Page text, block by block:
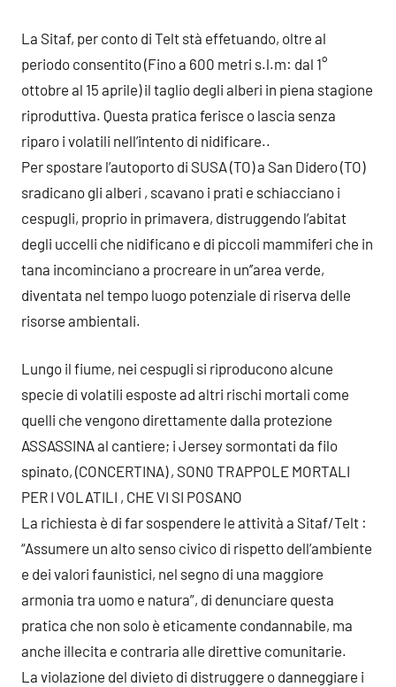
La Sitaf, per conto di Telt stà effetuando, oltre al
periodo consentito (Fino a 600 metri s.l.m: dal 1°
ottobre al 15 aprile) il taglio degli alberi in piena stagione
riproduttiva. Questa pratica ferisce o lascia senza
riparo i volatili nell’intento di nidificare..
Per spostare l’autoporto di SUSA (TO) a San Didero (TO)
sradicano gli alberi , scavano i prati e schiacciano i
cespugli, proprio in primavera, distruggendo l’abitat
degli uccelli che nidificano e di piccoli mammiferi che in
tana incominciano a procreare in un’’area verde,
diventata nel tempo luogo potenziale di riserva delle
risorse ambientali.
Lungo il fiume, nei cespugli si riproducono alcune
specie di volatili esposte ad altri rischi mortali come
quelli che vengono direttamente dalla protezione
ASSASSINA al cantiere; i Jersey sormontati da filo
spinato, (CONCERTINA) , SON0 TRAPPOLE MORTALI
PER I VOLATILI , CHE VI SI POSANO
La richiesta è di far sospendere le attività a Sitaf/Telt :
“Assumere un alto senso civico di rispetto dell’ambiente
e dei valori faunistici, nel segno di una maggiore
armonia tra uomo e natura”, di denunciare questa
pratica che non solo è eticamente condannabile, ma
anche illecita e contraria alle direttive comunitarie.
La violazione del divieto di distruggere o danneggiare i